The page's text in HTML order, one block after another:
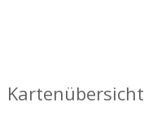
Kartenübersicht